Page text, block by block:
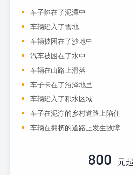
车子陷在了泥潭中
车辆陷入了雪地
车辆被困在了沙地中
汽车被困在了水中
车辆在山路上滑落
车子卡在了沼泽地里
车辆陷入了积水区域
车子在泥泞的乡村道路上陷住
车辆在拥挤的道路上发生故障
800 元起